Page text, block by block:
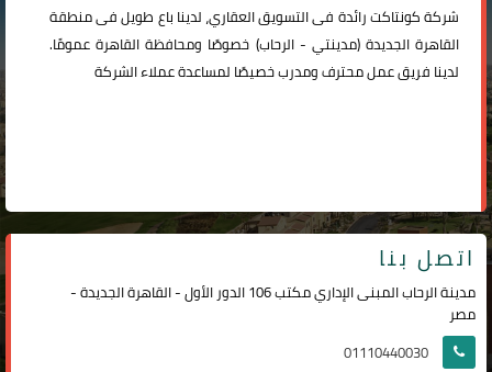
شركةكونتاكترائدة فى التسويق العقاري، لدينا باع طويل فى منطقة
القاهرة الجديدة (مدينتي -الرحاب) خصوصًا ومحافظة القاهرة عمومًا.
لدينا فريق عمل محترف ومدرب خصيصًا لمساعدة عملاء الشركة
اتصل بنا
مدينة الرحاب المبنى الإداري مكتب 106 الدور الأول - القاهرة الجديدة -
مصر
01110440030